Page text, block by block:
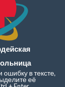
в тексте,
её